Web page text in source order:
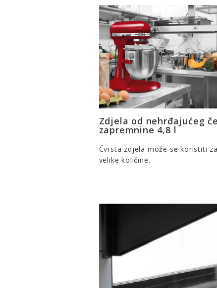
Zdjela od nehrđajućeg
zapremnine 4,8 l
Čvrsta zdjela može se koristiti
velike količine.